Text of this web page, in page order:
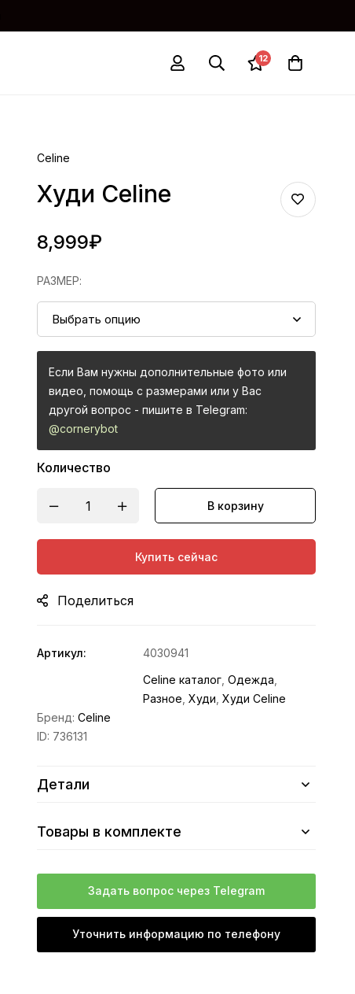
12
Celine
Худи Celine
8,999₽
РАЗМЕР:
Если Вам нужны дополнительные фото или
видео, помощь с размерами или у Вас
другой вопрос - пишите в Telegram:
@cornerybot
Количество
В корзину
Купить сейчас
Поделиться
Артикул:
4030941
Celine каталог ,Одежда
Разное ,Худи ,Худи Celine
Бренд:Celine
ID: 736131
Детали
Товары в комплекте
Задать вопрос через Telegram
Уточнить информацию по телефону